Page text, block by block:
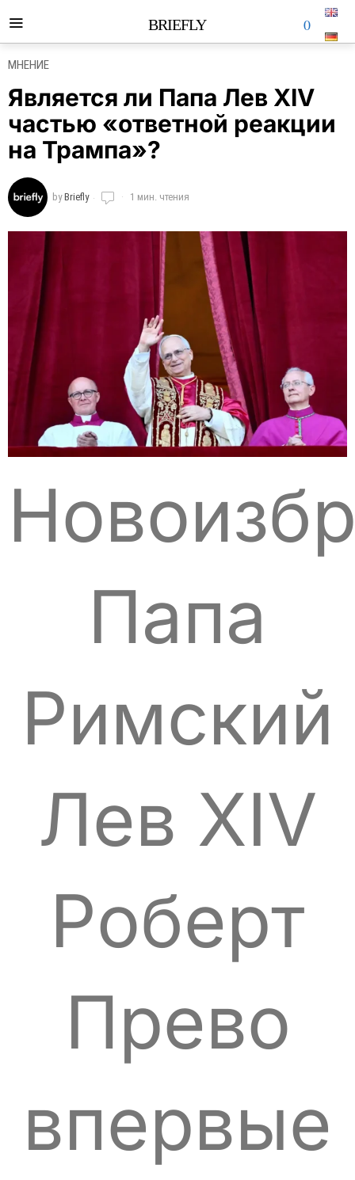
BRIEFLY 0
МНЕНИЕ
Является ли Папа Лев XIV
частью «ответной реакции
на Трампа»?
byBriefly 1 мин. чтения
Папа
Римский
Лев XIV
Роберт
Прево
впервые